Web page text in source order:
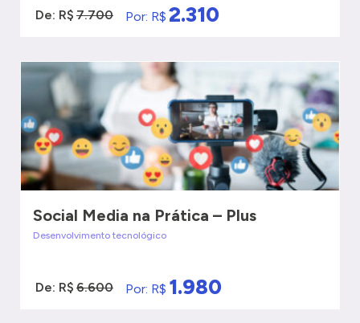
De: R$ 7.700 Por: R$ 2.310
Social Media na Prática – Plus
Desenvolvimento tecnológico
De: R$ 6.600 Por: R$ 1.980